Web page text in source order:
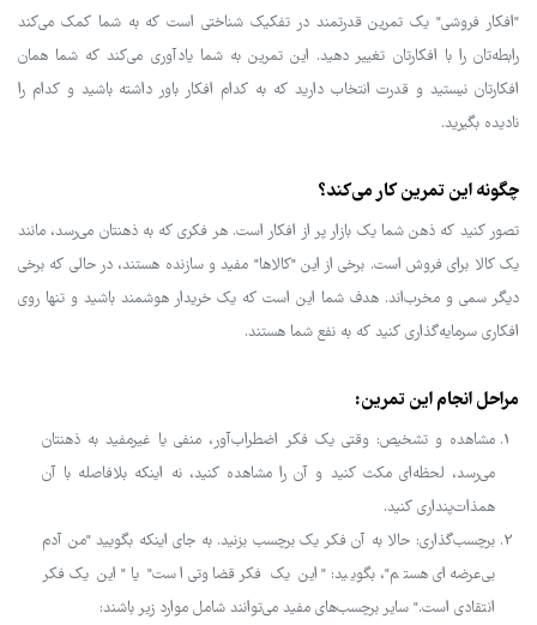
"افکار فروشی" یک تمرین قدرتمند در تفکیک شناختی است که به شما کمک می‌کند
رابطه‌تان را با افکارتان تغییر دهید. این تمرین به شما یادآوری می‌کند که شما همان
افکارتان نیستید و قدرت انتخاب دارید که به کدام افکار باور داشته باشید و کدام را
نادیده بگیرید.
چگونه این تمرین کار می‌کند؟
تصور کنید که ذهن شما یک بازار پر از افکار است. هر فکری که به ذهنتان می‌رسد، مانند
یک کالا برای فروش است. برخی از این "کالاها" مفید و سازنده هستند، در حالی که برخی
دیگر سمی و مخرب‌اند. هدف شما این است که یک خریدار هوشمند باشید و تنها روی
افکاری سرمایه‌گذاری کنید که به نفع شما هستند.
مراحل انجام این تمرین:
مشاهده و تشخیص: وقتی یک فکر اضطراب‌آور، منفی یا غیرمفید به ذهنتان
می‌رسد، لحظه‌ای مکث کنید و آن را مشاهده کنید، نه اینکه بلافاصله با آن
همذات‌پنداری کنید.
برچسب‌گذاری: حالا به آن فکر یک برچسب بزنید. به جای اینکه بگویید "من آدم
بی‌عرضه‌ای هستم"، بگویید: "این یک فکر قضاوتی است" یا "این یک فکر
انتقادی است." سایر برچسب‌های مفید می‌توانند شامل موارد زیر باشند: